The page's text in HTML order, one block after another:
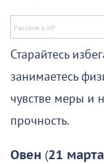
Старайтесь
занимаетесь
чувстве меры и
прочность.
Овен (21 марта